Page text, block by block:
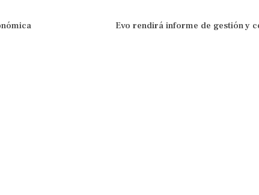
Evo rendirá informe de gestión y